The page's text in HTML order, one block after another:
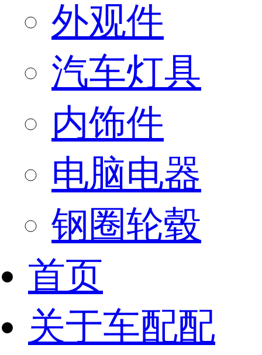
外观件
汽车灯具
内饰件
电脑电器
钢圈轮毂
首页
关于车配配